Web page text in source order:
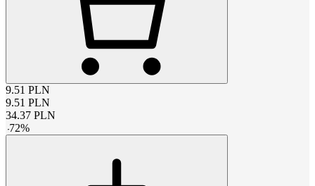
9.51 PLN
9.51 PLN
34.37 PLN
-72%